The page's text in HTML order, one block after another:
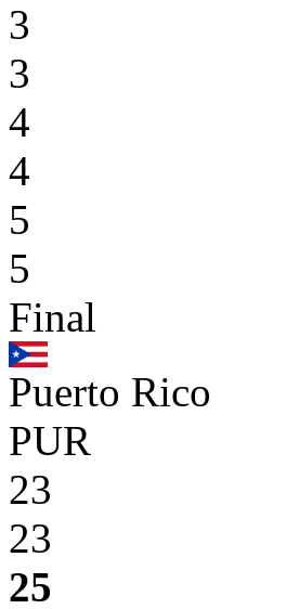
3
3
4
4
5
5
Final
Puerto Rico
PUR
23
23
25